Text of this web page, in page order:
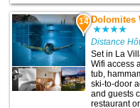
14 Dolomites
Distance
Set in La
Wifi access
tub,
ski-to-door
and guests
restaurant